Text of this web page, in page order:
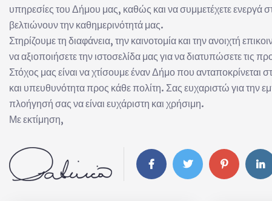
υπηρεσίες του Δήμου μας, καθώς και να συμμετέχετε ενεργά
βελτιώνουν την καθημερινότητά μας.
Στηρίζουμε τη διαφάνεια, την καινοτομία και την ανοιχτή
να αξιοποιήσετε την ιστοσελίδα μας για να διατυπώσετε τις
Στόχος μας είναι να χτίσουμε έναν Δήμο που ανταποκρίνεται
και υπευθυνότητα προς κάθε πολίτη. Σας ευχαριστώ για την
πλοήγησή σας να είναι ευχάριστη και χρήσιμη.
Με εκτίμηση,